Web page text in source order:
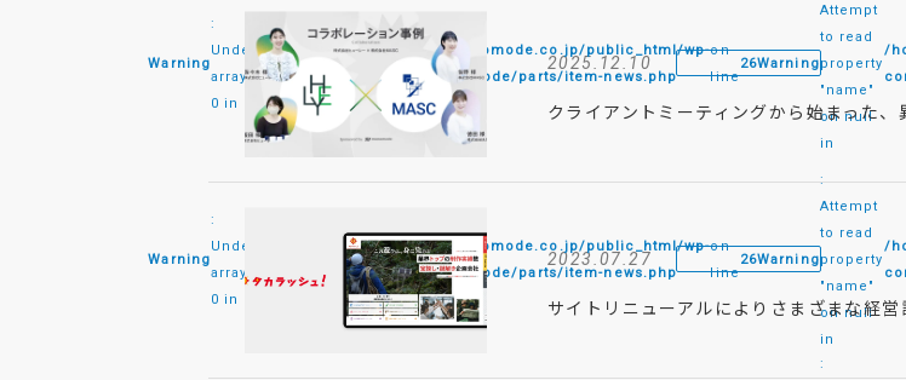
2025.12.10
Warning
:
Undefined
array key
0 in
/home/monomode/monomode.co.jp/public_html/wp-
content/themes/monomode/parts/item-news.php
on
line
26Warning
Attempt
to read
property
"name"
on null
in
/
クライアントミーティングから始まった
2023.07.27
Warning
:
Undefined
array key
0 in
/home/monomode/monomode.co.jp/public_html/wp-
content/themes/monomode/parts/item-news.php
on
line
26Warning
:
Attempt
to read
property
"name"
on null
in
/
サイトリニューアルによりさまざまな経
: